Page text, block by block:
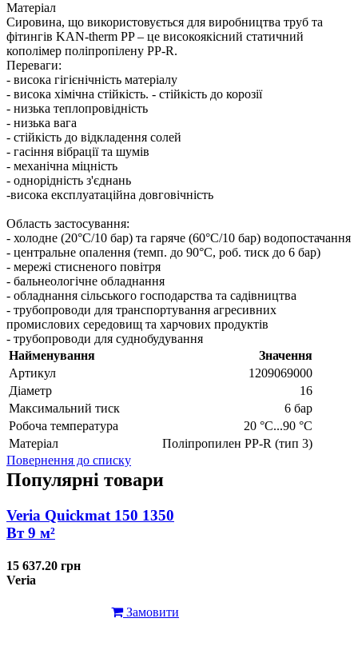
Матеріал
Сировина, що використовується для виробництва труб та
фітингів KAN-therm PP – це високоякісний статичний
кополімер поліпропілену PP-R.
Переваги: ​​
- висока гігієнічність матеріалу
- висока хімічна стійкість. - стійкість до корозії
- низька теплопровідність
- низька вага
- стійкість до відкладення солей
- гасіння вібрації та шумів
- механічна міцність
- однорідність з'єднань
-висока експлуатаційна довговічність
Область застосування:
- холодне (20°C/10 бар) та гаряче (60°C/10 бар) водопостачання
- центральне опалення (темп. до 90°C, роб. тиск до 6 бар)
- мережі стисненого повітря
- бальнеологічне обладнання
- обладнання сільського господарства та садівництва
- трубопроводи для транспортування агресивних
промислових середовищ та харчових продуктів
- трубопроводи для суднобудування
Найменування
Значення
Артикул
1209069000
Діаметр
16
Максимальний тиск
6 бар
Робоча температура
20 °C...90 °C
Матеріал
Поліпропилен PP-R (тип 3)
Повернення до списку
Популярні товари
Veria Quickmat 150 1350
Вт 9 м²
15 637.20 грн
Veria
Замовити